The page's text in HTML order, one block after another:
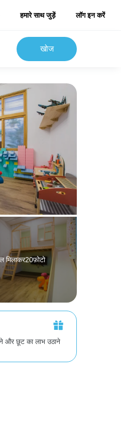
हमारे साथ जुड़ें लॉग इन करें
खोज
मिलाकर20फ़ोटो
और छूट का लाभ उठाने